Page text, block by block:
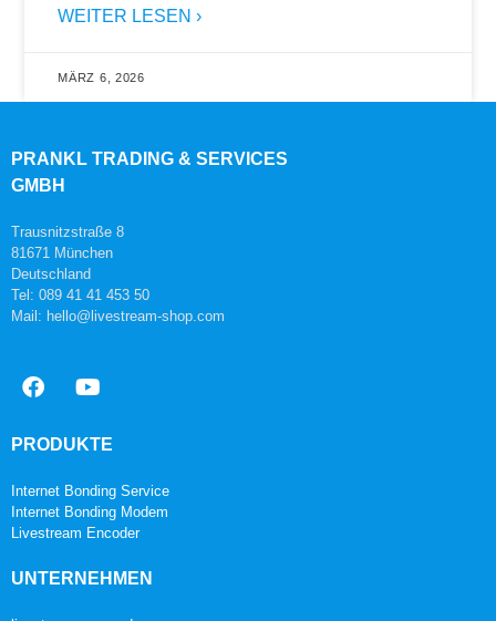
WEITER LESEN ›
MÄRZ 6, 2026
PRANKL TRADING & SERVICES
GMBH
Trausnitzstraße 8
81671 München
Deutschland
Tel: 089 41 41 453 50
Mail: hello@livestream-shop.com
PRODUKTE
Internet Bonding Service
Internet Bonding Modem
Livestream Encoder
UNTERNEHMEN